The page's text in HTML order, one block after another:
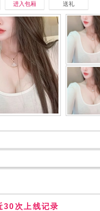
进入包厢 送礼
30次上线记录